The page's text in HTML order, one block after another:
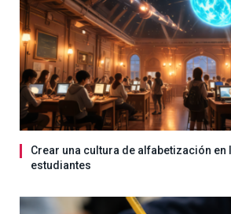
Crear una cultura de alfabetización en
estudiantes